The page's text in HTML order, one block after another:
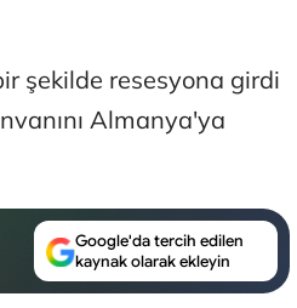
şekilde resesyona girdi
Almanya'ya
Google'da tercih edilen
kaynak olarak ekleyin